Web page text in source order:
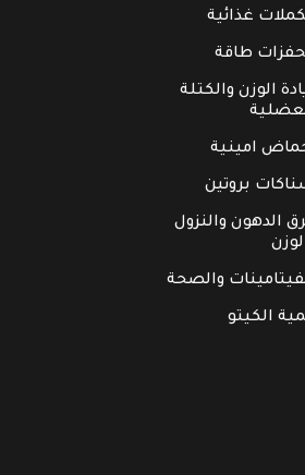
غذائية
طاقة
الوزن والكتلة
امينية
بروتين
الدهون والنزول
والصحة
الكيتو